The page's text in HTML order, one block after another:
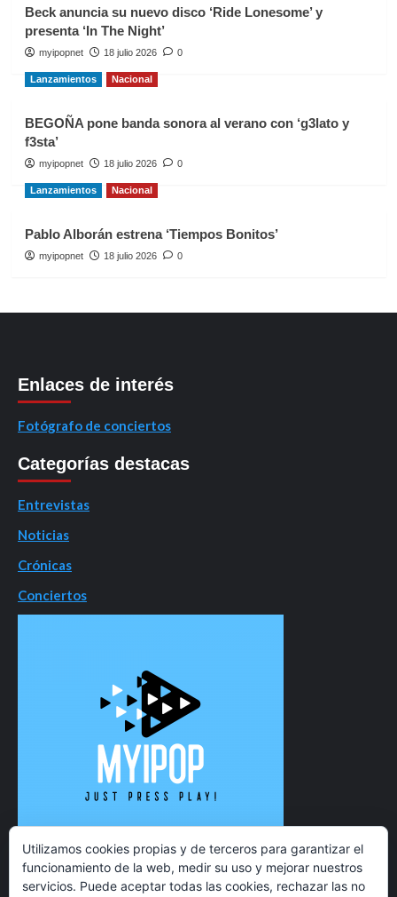
Beck anuncia su nuevo disco ‘Ride Lonesome’ y
presenta ‘In The Night’
myipopnet 18 julio 2026 0
Lanzamientos Nacional
BEGOÑA pone banda sonora al verano con ‘g3lato y
f3sta’
myipopnet 18 julio 2026 0
Lanzamientos Nacional
Pablo Alborán estrena ‘Tiempos Bonitos’
myipopnet 18 julio 2026 0
Enlaces de interés
Fotógrafo de conciertos
Categorías destacas
Entrevistas
Noticias
Crónicas
Conciertos
Utilizamos cookies propias y de terceros para garantizar el
funcionamiento de la web, medir su uso y mejorar nuestros
servicios. Puede aceptar todas las cookies, rechazar las no